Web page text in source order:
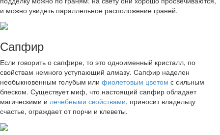
и можно увидеть параллельное расположение граней.
Сапфир
Если говорить о сапфире, то это одноименный кристалл, по
свойствам немного уступающий алмазу. Сапфир наделен
необыкновенным голубым или фиолетовым цветом с сильным
блеском. Существует миф, что настоящий сапфир обладает
магическими и лечебными свойствами, приносит владельцу
счастье, ограждает от порчи и клеветы.